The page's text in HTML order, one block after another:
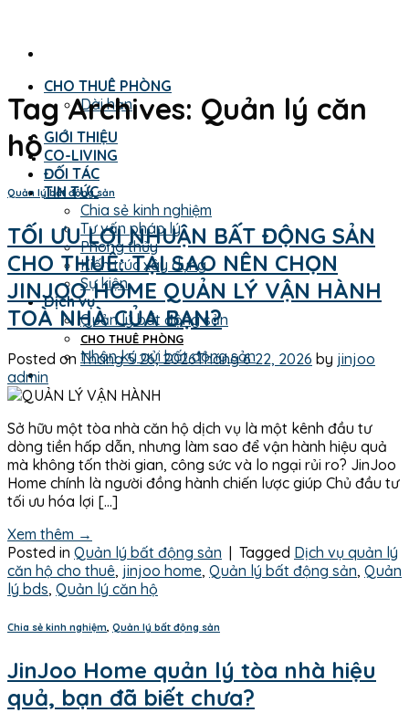
content
CHO THUÊ PHÒNG
Dài hạn
GIỚI THIỆU
CO-LIVING
ĐỐI TÁC
TIN TỨC
Chia sẻ kinh nghiệm
Tư vấn pháp lý
Phong thủy
Kiến trúc xây dựng
Sự kiện
Dịch vụ
Quản lý bất động sản
CHO THUÊ PHÒNG
Nhận ký gửi bất động sản
Tag Archives: Quản lý căn
hộ
Quản lý bất động sản
TỐI ƯU LỢI NHUẬN BẤT ĐỘNG SẢN
CHO THUÊ: TẠI SAO NÊN CHỌN
JINJOO HOME QUẢN LÝ VẬN HÀNH
TOÀ NHÀ CỦA BẠN?
Posted on Tháng 5 26, 2026Tháng 6 22, 2026 by jinjoo
admin
Sở hữu một tòa nhà căn hộ dịch vụ là một kênh đầu tư
dòng tiền hấp dẫn, nhưng làm sao để vận hành hiệu quả
mà không tốn thời gian, công sức và lo ngại rủi ro? JinJoo
Home chính là người đồng hành chiến lược giúp Chủ đầu tư
tối ưu hóa lợi […]
Xem thêm →
Posted in Quản lý bất động sản | Tagged Dịch vụ quản lý
căn hộ cho thuê, jinjoo home, Quản lý bất động sản, Quản
lý bds, Quản lý căn hộ
Chia sẻ kinh nghiệm, Quản lý bất động sản
JinJoo Home quản lý tòa nhà hiệu
quả, bạn đã biết chưa?